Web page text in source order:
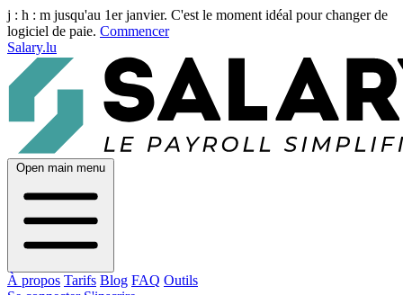
j : h : m jusqu'au 1er janvier. C'est le moment idéal pour changer de
logiciel de paie. Commencer
Salary.lu
Open main menu
À propos Tarifs Blog FAQ Outils